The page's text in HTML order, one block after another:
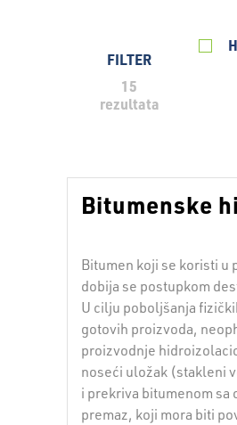
FILTER
15
rezultata
Bitumenske
Bitumen koji se koristi
dobija se postupkom
U cilju poboljšanja
gotovih proizvoda,
proizvodnje
noseći uložak (stakleni
i prekriva bitumenom sa
premaz, koji mora biti